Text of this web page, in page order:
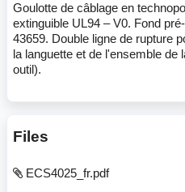
Goulotte de câblage en
extinguible UL94 – V0. Fond
43659. Double ligne de rupture
la languette et de l'ensemble de
outil).
Files
ECS4025_fr.pdf